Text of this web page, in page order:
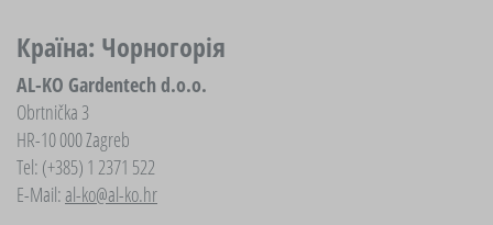
Країна: Чорногорія
AL-KO Gardentech d.o.o.
Obrtnička 3
HR-10 000 Zagreb
Tel: (+385) 1 2371 522
E-Mail:al-ko@al-ko.hr